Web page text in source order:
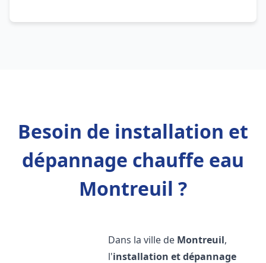
Besoin de installation et
dépannage chauffe eau
Montreuil ?
Dans la ville de Montreuil,
l'installation et dépannage